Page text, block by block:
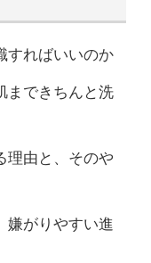
すればいいのか
まできちんと洗
理由と、そのや
嫌がりやすい進